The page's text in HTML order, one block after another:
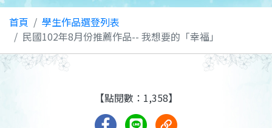
首頁
學生作品選登列表
民國102年8月份推薦作品-- 我想要的「幸福」
【點閱數：1,358】